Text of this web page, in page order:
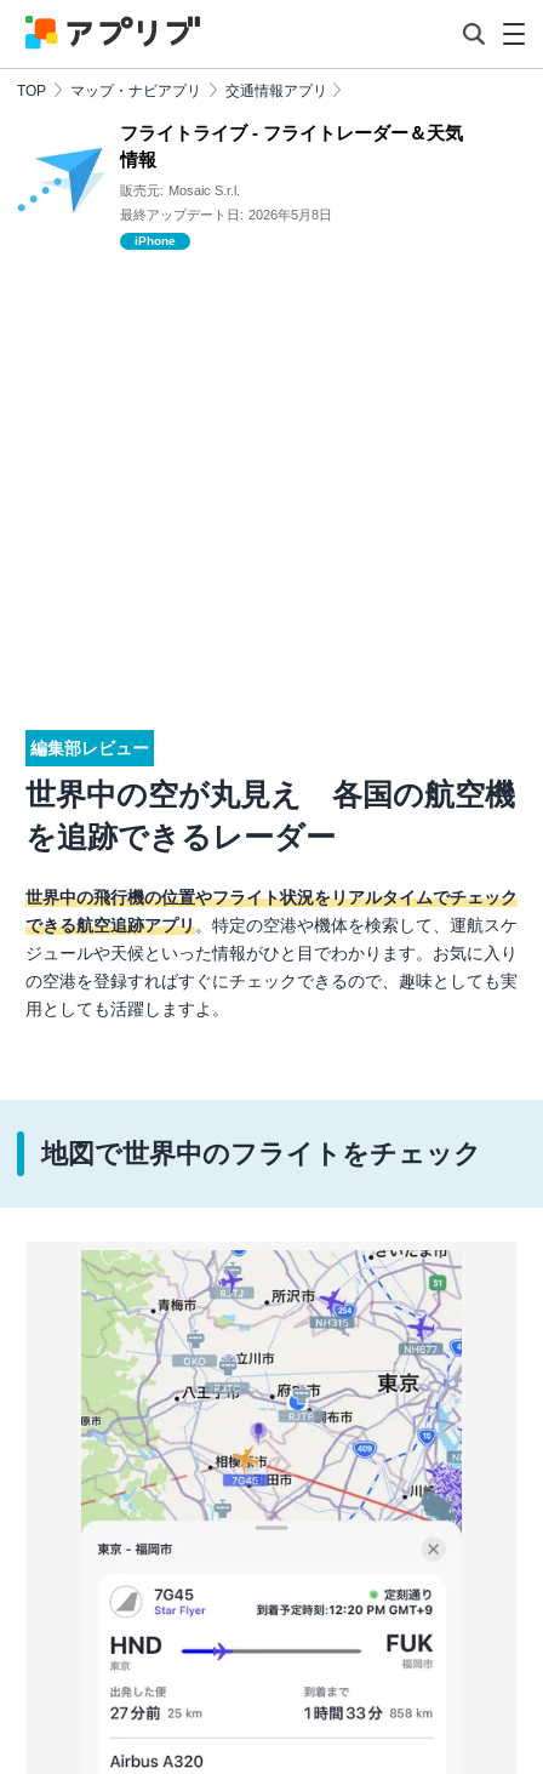
TOP マップ・ナビアプリ 交通情報アプリ
フライトライブ - フライトレーダー＆天気
情報
販売元: Mosaic S.r.l.
最終アップデート日: 2026年5月8日
iPhone
編集部レビュー
世界中の空が丸見え 各国の航空機
を追跡できるレーダー
世界中の飛行機の位置やフライト状況をリアルタイムでチェック
できる航空追跡アプリ。特定の空港や機体を検索して、運航スケ
ジュールや天候といった情報がひと目でわかります。お気に入り
の空港を登録すればすぐにチェックできるので、趣味としても実
用としても活躍しますよ。
地図で世界中のフライトをチェック